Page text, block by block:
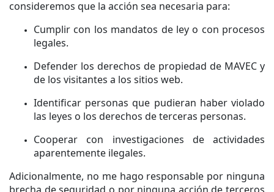
consideremos que la acción sea necesaria para:
Cumplir con los mandatos de ley o con procesos
legales.
Defender los derechos de propiedad de MAVEC y
de los visitantes a los sitios web.
Identificar personas que pudieran haber violado
las leyes o los derechos de terceras personas.
Cooperar con investigaciones de actividades
aparentemente ilegales.
Adicionalmente, no me hago responsable por ninguna